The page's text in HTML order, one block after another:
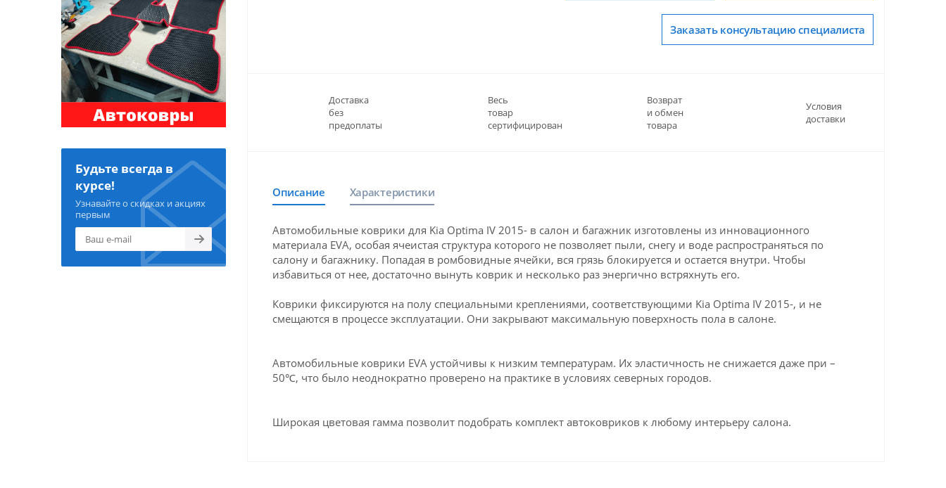
Будьте всегда в
курсе!
Узнавайте о скидках и акциях
первым
Заказать консультацию специалиста
Доставка
без
предоплаты
Весь
товар
сертифицирован
Возврат
и обмен
товара
Условия
доставки
Описание Характеристики
Автомобильные коврики для Kia Optima IV 2015- в салон и багажник изготовлены из инновационного
материала EVA, особая ячеистая структура которого не позволяет пыли, снегу и воде распространяться по
салону и багажнику. Попадая в ромбовидные ячейки, вся грязь блокируется и остается внутри. Чтобы
избавиться от нее, достаточно вынуть коврик и несколько раз энергично встряхнуть его.
Коврики фиксируются на полу специальными креплениями, соответствующими Kia Optima IV 2015-, и не
смещаются в процессе эксплуатации. Они закрывают максимальную поверхность пола в салоне.
Автомобильные коврики EVA устойчивы к низким температурам. Их эластичность не снижается даже при –
50℃, что было неоднократно проверено на практике в условиях северных городов.
Широкая цветовая гамма позволит подобрать комплект автоковриков к любому интерьеру салона.